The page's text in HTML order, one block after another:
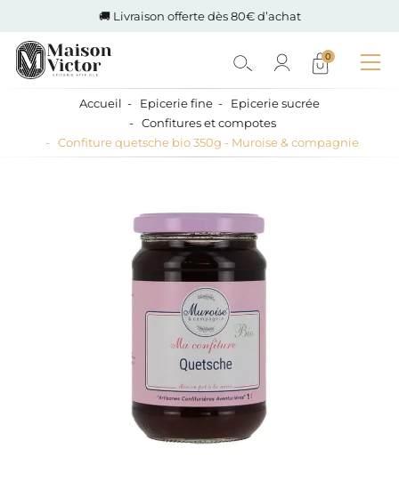
🚚 Livraison offerte dès 80€ d’achat
0
Accueil Epicerie fine
Epicerie sucrée
Confitures et compotes
Confiture quetsche bio 350g - Muroise & compagnie